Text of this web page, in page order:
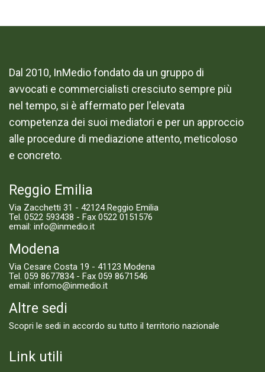
Dal 2010, InMedio fondato da un gruppo di
avvocati e commercialisti cresciuto sempre più
nel tempo, si è affermato per l'elevata
competenza dei suoi mediatori e per un approccio
alle procedure di mediazione attento, meticoloso
e concreto.
Reggio Emilia
Via Zacchetti 31 - 42124 Reggio Emilia
Tel. 0522 593438 - Fax 0522 0151576
email: info@inmedio.it
Modena
Via Cesare Costa 19 - 41123 Modena
Tel. 059 8677834- Fax 059 8671546
email: infomo@inmedio.it
Altre sedi
Scopri le sedi in accordo su tutto il territorio nazionale
Link utili